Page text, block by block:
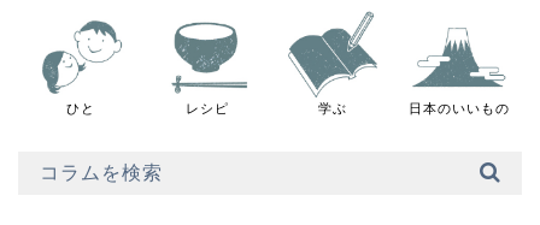
ひと レシピ 学ぶ 日本のいいもの